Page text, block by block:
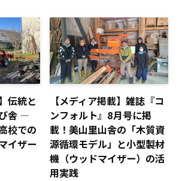
伝統と
舎 ―
校での
イザー
【メディア掲載】雑誌『コ
ンフォルト』8月号に掲
載！美山里山舎の「木質資
源循環モデル」と小型製材
機（ウッドマイザー）の活
用実践